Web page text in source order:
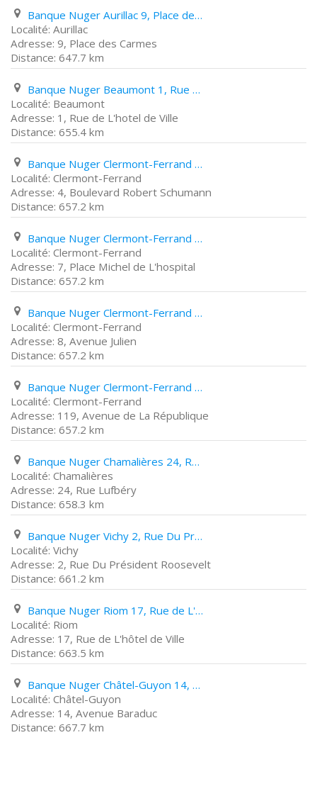
Banque Nuger Aurillac 9, Place des Carmes
Aurillac
9, Place des Carmes
647.7 km
Banque Nuger Beaumont 1, Rue de L'hotel de Ville
Beaumont
1, Rue de L'hotel de Ville
655.4 km
Banque Nuger Clermont-Ferrand 4, Boulevard Robert Schumann
Clermont-Ferrand
4, Boulevard Robert Schumann
657.2 km
Banque Nuger Clermont-Ferrand 7, Place Michel de L'hospital
Clermont-Ferrand
7, Place Michel de L'hospital
657.2 km
Banque Nuger Clermont-Ferrand 8, Avenue Julien
Clermont-Ferrand
8, Avenue Julien
657.2 km
Banque Nuger Clermont-Ferrand 119, Avenue de La République
Clermont-Ferrand
119, Avenue de La République
657.2 km
Banque Nuger Chamalières 24, Rue Lufbéry
Chamalières
24, Rue Lufbéry
658.3 km
Banque Nuger Vichy 2, Rue Du Président Roosevelt
Vichy
2, Rue Du Président Roosevelt
661.2 km
Banque Nuger Riom 17, Rue de L'hôtel de Ville
Riom
17, Rue de L'hôtel de Ville
663.5 km
Banque Nuger Châtel-Guyon 14, Avenue Baraduc
Châtel-Guyon
14, Avenue Baraduc
667.7 km